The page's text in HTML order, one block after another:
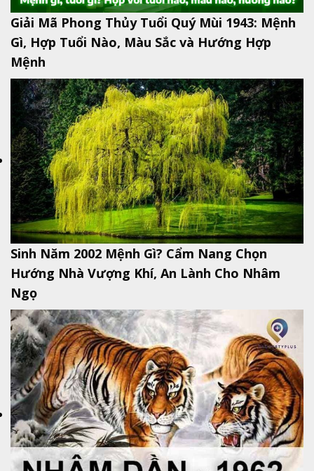
Giải Mã Phong Thủy Tuổi Quý Mùi 1943: Mệnh
Gì, Hợp Tuổi Nào, Màu Sắc và Hướng Hợp
Mệnh
Sinh Năm 2002 Mệnh Gì? Cẩm Nang Chọn
Hướng Nhà Vượng Khí, An Lành Cho Nhâm
Ngọ